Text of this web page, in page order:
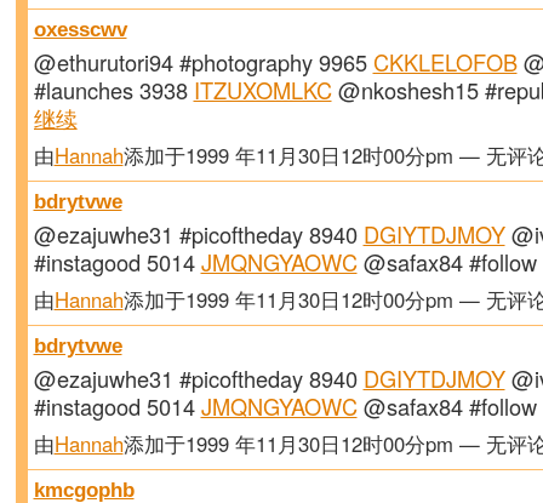
oxesscwv
@ethurutori94 #photography 9965 CKKLELOFOB
#launches 3938 ITZUXOMLKC@nkoshesh15
继续
由Hannah添加于1999 年11月30日12时00分pm — 无评
bdrytvwe
@ezajuwhe31 #picoftheday 8940 DGIYTDJMOY
#instagood 5014JMQNGYAOWC@safax84
由Hannah添加于1999 年11月30日12时00分pm — 无评
bdrytvwe
@ezajuwhe31 #picoftheday 8940 DGIYTDJMOY
#instagood 5014JMQNGYAOWC@safax84
由Hannah添加于1999 年11月30日12时00分pm — 无评
kmcgophb